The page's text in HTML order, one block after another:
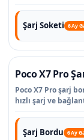
Şarj Soketi 6 Ay
Poco X7 Pro
Poco X7 Pro şarj
hızlı şarj ve
Şarj Bordu 6 Ay